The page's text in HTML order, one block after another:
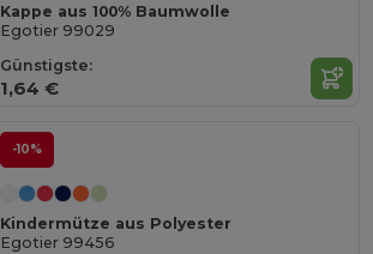
Kappe aus 100% Baumwolle
Egotier 99029
Günstigste:
1,64 €
-10%
Kindermütze aus Polyester
Egotier 99456